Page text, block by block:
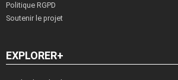
Politique RGPD
Soutenir le projet
EXPLORER+